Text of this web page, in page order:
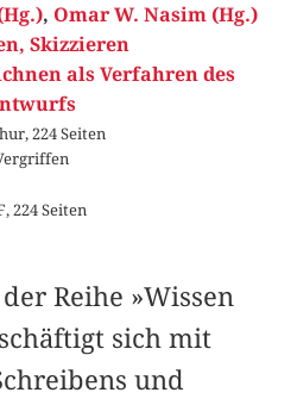
, Omar W. Nasim (Hg.)
Skizzieren
als Verfahren des
224 Seiten
224 Seiten
Reihe »Wissen
sich mit
und